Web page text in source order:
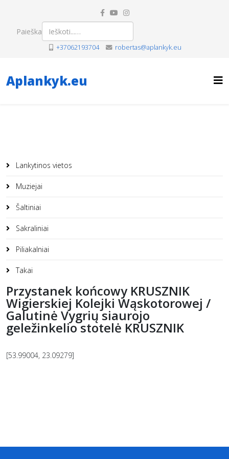
Paieška
+37062193704 robertas@aplankyk.eu
Aplankyk.eu
Lankytinos vietos
Muziejai
Šaltiniai
Sakraliniai
Piliakalniai
Takai
Przystanek końcowy KRUSZNIK
Wigierskiej Kolejki Wąskotorowej /
Galutinė Vygrių siaurojo
geležinkelio stotelė KRUSZNIK
[53.99004, 23.09279]